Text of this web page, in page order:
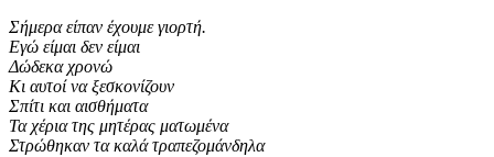
Σήμερα είπαν έχουμε γιορτή.
Εγώ είμαι δεν είμαι
Δώδεκα χρονώ
Κι αυτοί να ξεσκονίζουν
Σπίτι και αισθήματα
Τα χέρια της μητέρας ματωμένα
Στρώθηκαν τα καλά τραπεζομάνδηλα